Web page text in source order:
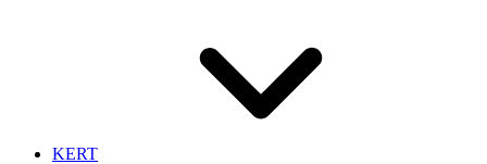
KERT